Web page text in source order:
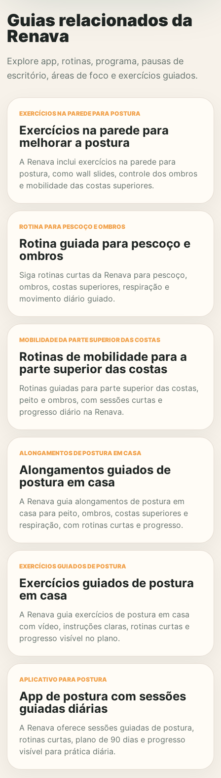
Guias relacionados da
Renava
Explore app, rotinas, programa, pausas de
escritório, áreas de foco e exercícios guiados.
EXERCÍCIOS NA PAREDE PARA POSTURA
Exercícios na parede para
melhorar a postura
A Renava inclui exercícios na parede para
postura, como wall slides, controle dos ombros
e mobilidade das costas superiores.
ROTINA PARA PESCOÇO E OMBROS
Rotina guiada para pescoço e
ombros
Siga rotinas curtas da Renava para pescoço,
ombros, costas superiores, respiração e
movimento diário guiado.
MOBILIDADE DA PARTE SUPERIOR DAS COSTAS
Rotinas de mobilidade para a
parte superior das costas
Rotinas guiadas para parte superior das costas,
peito e ombros, com sessões curtas e
progresso diário na Renava.
ALONGAMENTOS DE POSTURA EM CASA
Alongamentos guiados de
postura em casa
A Renava guia alongamentos de postura em
casa para peito, ombros, costas superiores e
respiração, com rotinas curtas e progresso.
EXERCÍCIOS GUIADOS DE POSTURA
Exercícios guiados de postura
em casa
A Renava guia exercícios de postura em casa
com vídeo, instruções claras, rotinas curtas e
progresso visível no plano.
APLICATIVO PARA POSTURA
App de postura com sessões
guiadas diárias
A Renava oferece sessões guiadas de postura,
rotinas curtas, plano de 90 dias e progresso
visível para prática diária.